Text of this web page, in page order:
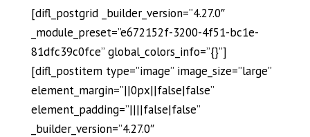
[difl_postgrid _builder_version=”4.27.0″
_module_preset=”e672152f-3200-4f51-bc1e-
81dfc39c0fce” global_colors_info=”{}”]
[difl_postitem type=”image” image_size=”large”
element_margin=”||0px||false|false”
element_padding=”||||false|false”
_builder_version=”4.27.0″